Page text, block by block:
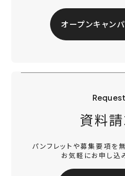
オープンキャン
Request
資料
パンフレットや募集要項を
お気軽にお申し込